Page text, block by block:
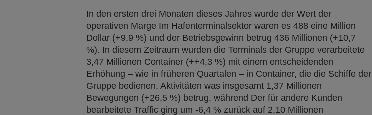
In den ersten drei Monaten dieses Jahres wurde der Wert der
operativen Marge Im Hafenterminalsektor waren es 488 eine Million
Dollar (+9,9 %) und der Betriebsgewinn betrug 436 Millionen (+10,7
%). In diesem Zeitraum wurden die Terminals der Gruppe verarbeitete
3,47 Millionen Container (++4,3 %) mit einem entscheidenden
Erhöhung – wie in früheren Quartalen – in Container, die die Schiffe der
Gruppe bedienen, Aktivitäten was insgesamt 1,37 Millionen
Bewegungen (+26,5 %) betrug, während Der für andere Kunden
bearbeitete Traffic ging um -6,4 % zurück auf 2,10 Millionen